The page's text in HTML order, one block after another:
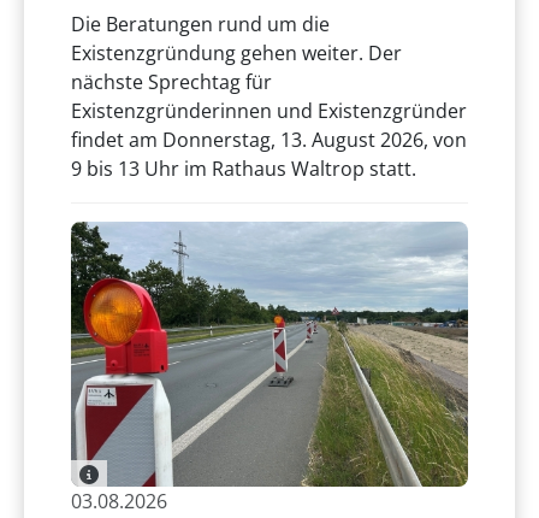
Die Beratungen rund um die
Existenzgründung gehen weiter. Der
nächste Sprechtag für
Existenzgründerinnen und Existenzgründer
findet am Donnerstag, 13. August 2026, von
9 bis 13 Uhr im Rathaus Waltrop statt.
03.08.2026